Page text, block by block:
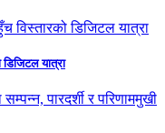
डिजिटल यात्रा